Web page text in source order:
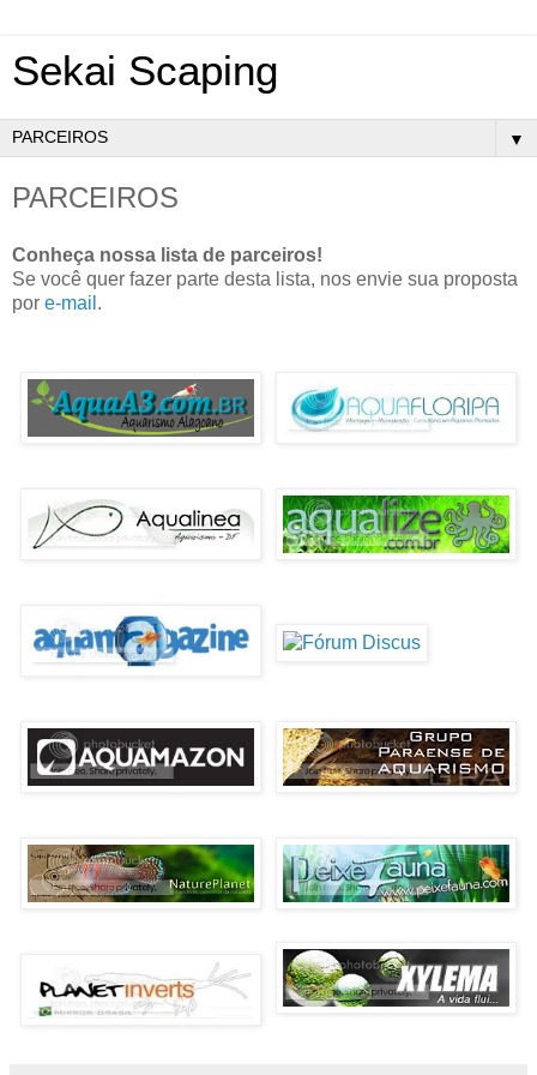
Sekai Scaping
▼
PARCEIROS
Conheça nossa lista de parceiros!
Se você quer fazer parte desta lista, nos envie sua proposta
por e-mail .